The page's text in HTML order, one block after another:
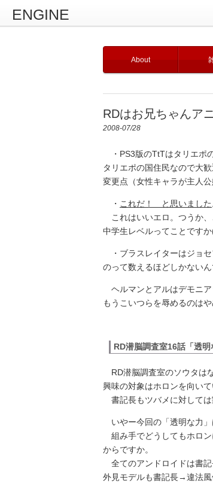
ENGINE
About
RDはお兄ちゃんア
2008-07/28
・PS3版のTtTはタリエポ
タリエポの国住民なので大
変更点（女性キャラが主人
・ これだ！ と思いました
これはいいエロ。つうか
中学生レベルってことです
・ブラスレイターはジョセ
のって数えるほどしかない
ヘルマンとアルはデモニア
もうこいつらを辱めるのは
RD潜脳調査室16話「透明
RD潜脳調査室のソウタは
興味の対象はホロンを向いて
書記長もツバメに対しては
いやー今回の「透明な力」
組み手でどうしてもホロン
からですか。
全てのアンドロイドは書
外見モデルも書記長→違法風